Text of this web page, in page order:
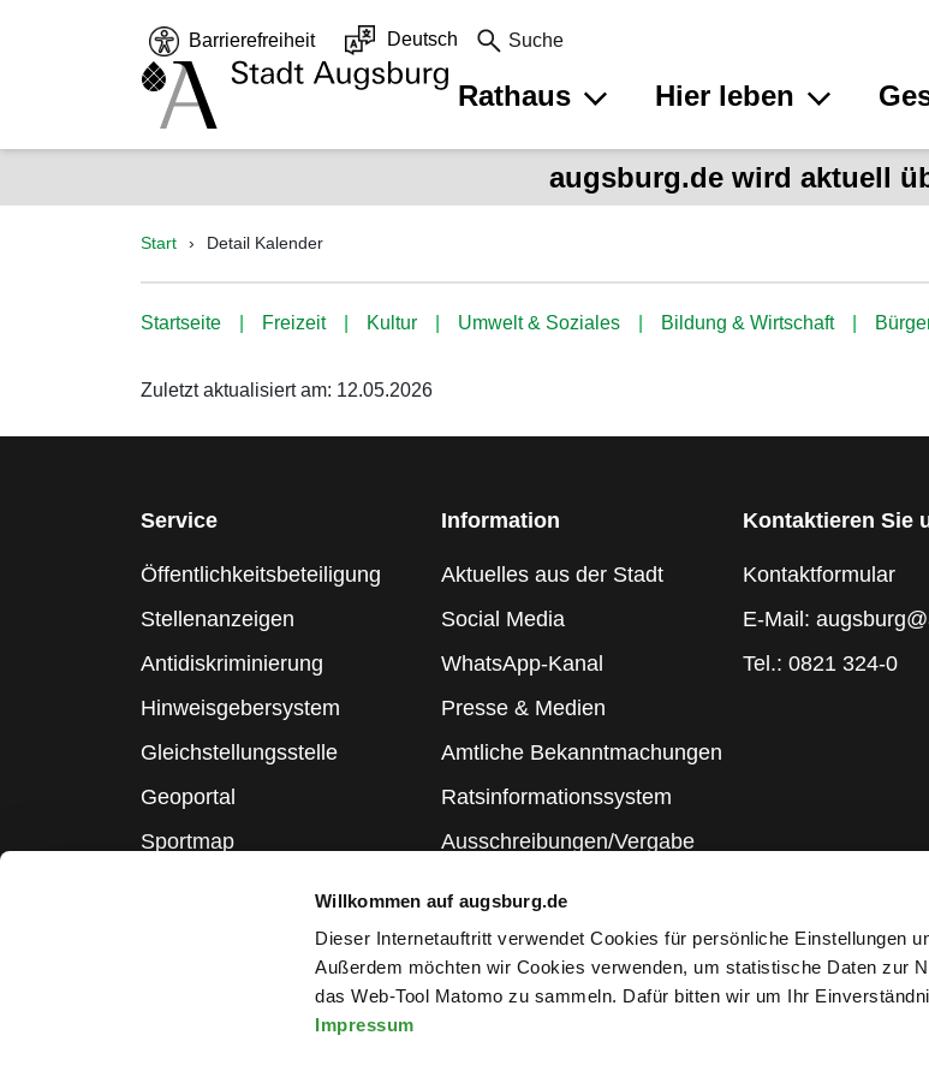
Willkommen auf augsburg.de
Dieser Internetauftritt verwendet Cookies für persönliche Einstellungen
Außerdem möchten wir Cookies verwenden, um statistische Daten zur
das Web-Tool Matomo zu sammeln. Dafür bitten wir um Ihr
Impressum
Barrierefreiheit Deutsch Suche
Rathaus Hier leben
augsburg.de wird aktuell
Start Detail Kalender
Startseite Freizeit Kultur Umwelt & Soziales Bildung & Wirtschaft
Zuletzt aktualisiert am: 12.05.2026
Service
Öffentlichkeitsbeteiligung
Stellenanzeigen
Antidiskriminierung
Hinweisgebersystem
Gleichstellungsstelle
Geoportal
Sportmap
Information
Aktuelles aus der Stadt
Social Media
WhatsApp-Kanal
Presse & Medien
Amtliche Bekanntmachungen
Ratsinformationssystem
Ausschreibungen/Vergabe
Kontaktieren Sie
Kontaktformular
E-Mail:
Tel.: 0821 324-0